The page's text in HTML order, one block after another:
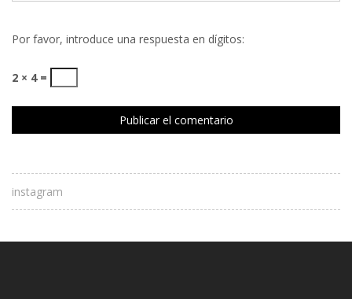
Por favor, introduce una respuesta en dígitos:
2 × 4 =
instagram